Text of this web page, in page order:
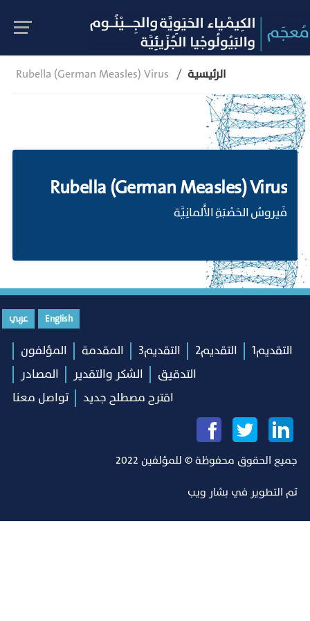
Rubella (German Measles) Virus الرئيسية
Rubella (German Measles) Virus
فَيروسُ الحَصْبَةِ الأَلمانِيَّة
English عربي
التقديم1 التقديم2 التقديم3 المقدمة
المؤلفون
التدقيق
الشكر والتقدير
المصادر
اقترح مصطلح جديد
تواصل معنا
جميع الحقوق محفوظة © للمؤلفين 2022
تم التطوير في بشار ويب